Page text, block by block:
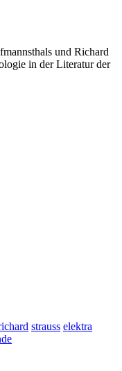
und Richard
in der Literatur der
strauss elektra